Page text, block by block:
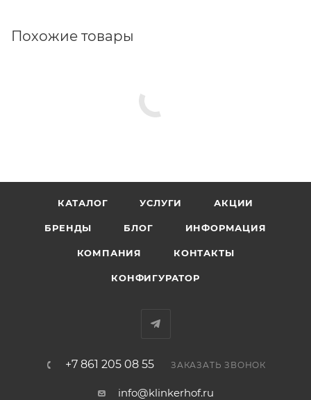
Похожие товары
КАТАЛОГ УСЛУГИ АКЦИИ
БРЕНДЫ БЛОГ ИНФОРМАЦИЯ
КОМПАНИЯ КОНТАКТЫ
КОНФИГУРАТОР
+7 861 205 08 55 ЗАКАЗАТЬ ЗВОНОК
info@klinkerhof.ru